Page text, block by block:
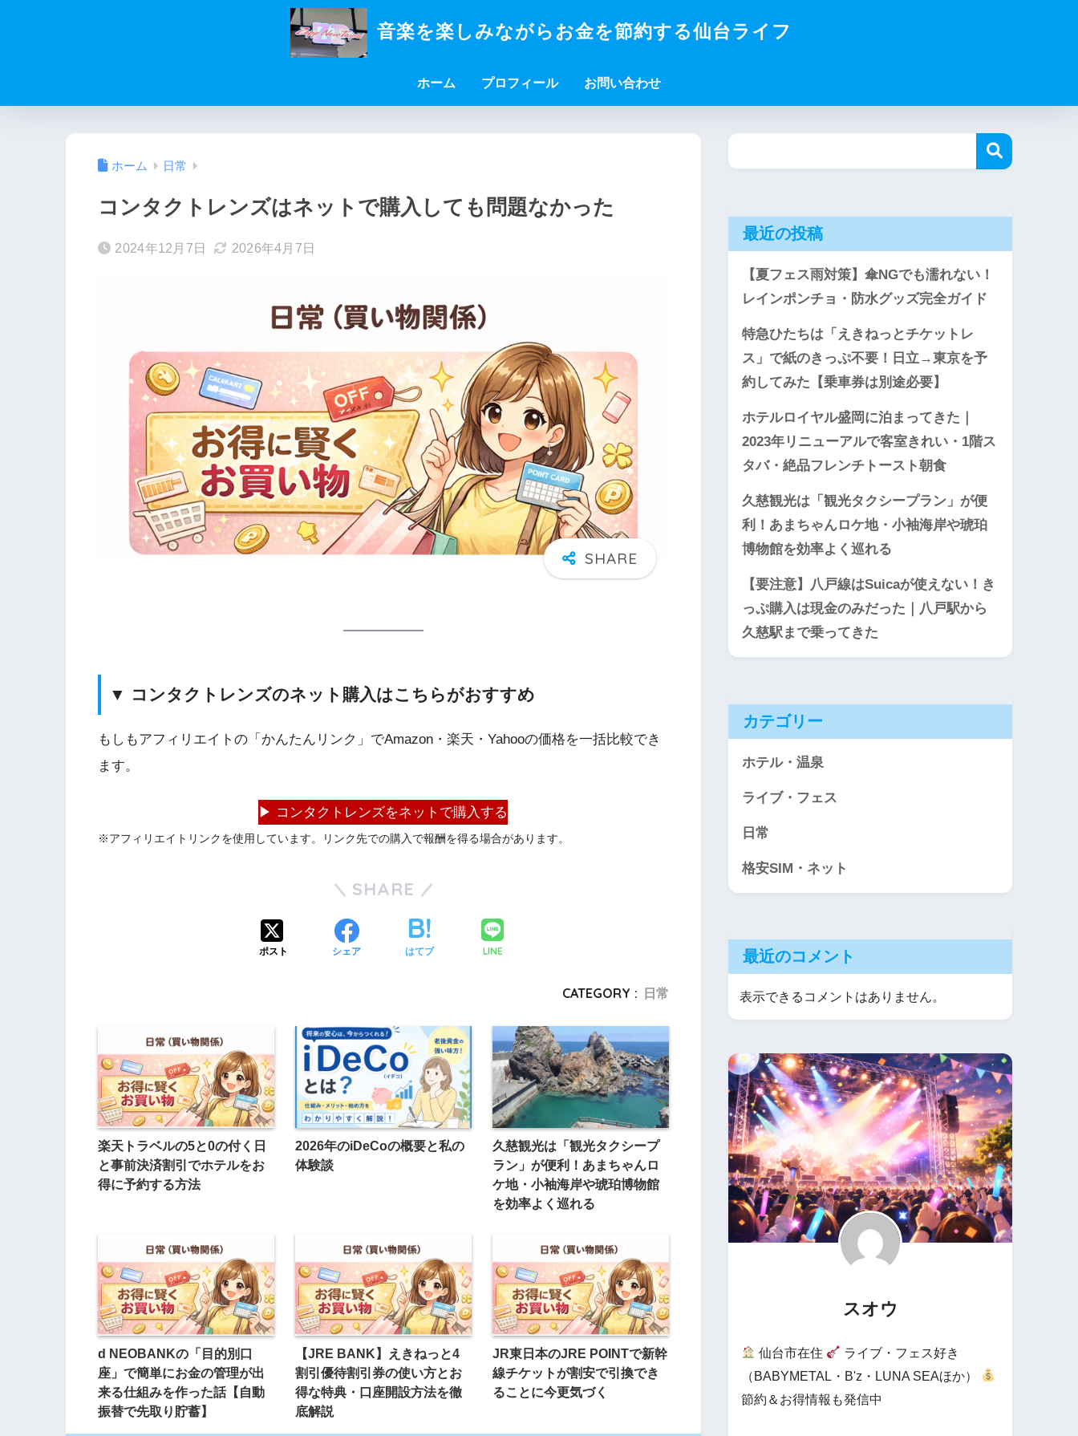
音楽を楽しみながらお金を節約する仙台ライフ
ホーム プロフィール お問い合わせ
ホーム 日常
コンタクトレンズはネットで購入しても問題なかった
2024年12月7日 2026年4月7日
▼ コンタクトレンズのネット購入はこちらがおすすめ
もしもアフィリエイトの「かんたんリンク」でAmazon・楽天・Yahooの価格を一括比較でき
ます。
▶ コンタクトレンズをネットで購入する
※アフィリエイトリンクを使用しています。リンク先での購入で報酬を得る場合があります。
SHARE
ポスト シェア はてブ LINE
CATEGORY : 日常
楽天トラベルの5と0の付く日
と事前決済割引でホテルをお
得に予約する方法
2026年のiDeCoの概要と私の
体験談
久慈観光は「観光タクシープ
ラン」が便利！あまちゃんロ
ケ地・小袖海岸や琥珀博物館
を効率よく巡れる
d NEOBANKの「目的別口
座」で簡単にお金の管理が出
来る仕組みを作った話【自動
振替で先取り貯蓄】
【JRE BANK】えきねっと4
割引優待割引券の使い方とお
得な特典・口座開設方法を徹
底解説
JR東日本のJRE POINTで新幹
線チケットが割安で引換でき
ることに今更気づく
最近の投稿
【夏フェス雨対策】傘NGでも濡れない！
レインポンチョ・防水グッズ完全ガイド
特急ひたちは「えきねっとチケットレ
ス」で紙のきっぷ不要！日立→東京を予
約してみた【乗車券は別途必要】
ホテルロイヤル盛岡に泊まってきた｜
2023年リニューアルで客室きれい・1階ス
タバ・絶品フレンチトースト朝食
久慈観光は「観光タクシープラン」が便
利！あまちゃんロケ地・小袖海岸や琥珀
博物館を効率よく巡れる
【要注意】八戸線はSuicaが使えない！き
っぷ購入は現金のみだった｜八戸駅から
久慈駅まで乗ってきた
カテゴリー
ホテル・温泉
ライブ・フェス
日常
格安SIM・ネット
最近のコメント
表示できるコメントはありません。
スオウ
仙台市在住
ライブ・フェス好き
（BABYMETAL・B'z・LUNA SEAほか）
節約＆お得情報も発信中